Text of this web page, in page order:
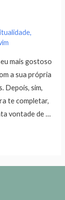
,
mais gostoso
a sua própria
Depois, sim,
te completar,
vontade de …